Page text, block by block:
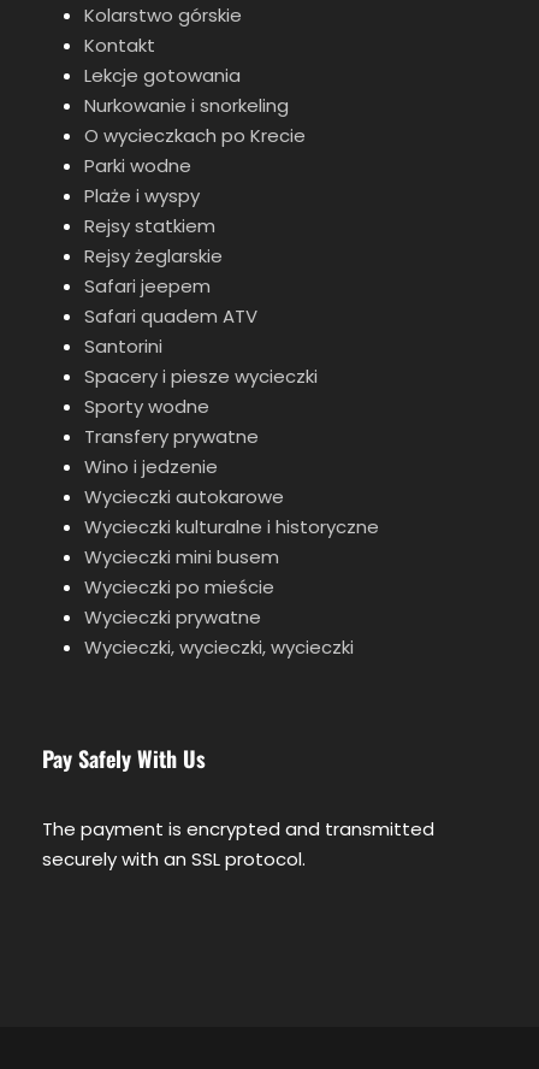
Kolarstwo górskie
Kontakt
Lekcje gotowania
Nurkowanie i snorkeling
O wycieczkach po Krecie
Parki wodne
Plaże i wyspy
Rejsy statkiem
Rejsy żeglarskie
Safari jeepem
Safari quadem ATV
Santorini
Spacery i piesze wycieczki
Sporty wodne
Transfery prywatne
Wino i jedzenie
Wycieczki autokarowe
Wycieczki kulturalne i historyczne
Wycieczki mini busem
Wycieczki po mieście
Wycieczki prywatne
Wycieczki, wycieczki, wycieczki
Pay Safely With Us
The payment is encrypted and transmitted
securely with an SSL protocol.